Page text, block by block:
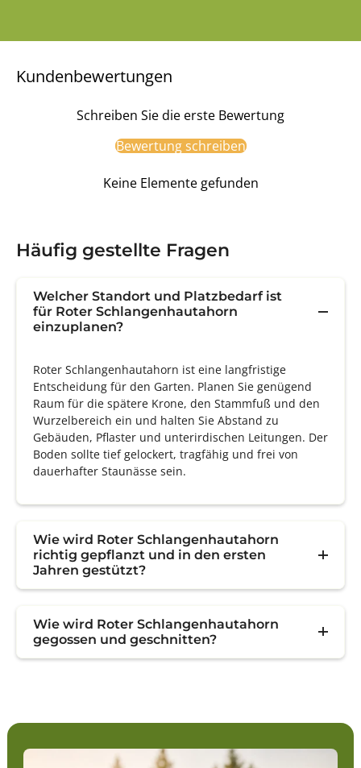
Kundenbewertungen
Schreiben Sie die erste Bewertung
Bewertung schreiben
Keine Elemente gefunden
Häufig gestellte Fragen
Welcher Standort und Platzbedarf ist
für Roter Schlangenhautahorn
einzuplanen?
Roter Schlangenhautahorn ist eine langfristige
Entscheidung für den Garten. Planen Sie genügend
Raum für die spätere Krone, den Stammfuß und den
Wurzelbereich ein und halten Sie Abstand zu
Gebäuden, Pflaster und unterirdischen Leitungen. Der
Boden sollte tief gelockert, tragfähig und frei von
dauerhafter Staunässe sein.
Wie wird Roter Schlangenhautahorn
richtig gepflanzt und in den ersten
Jahren gestützt?
Wie wird Roter Schlangenhautahorn
gegossen und geschnitten?